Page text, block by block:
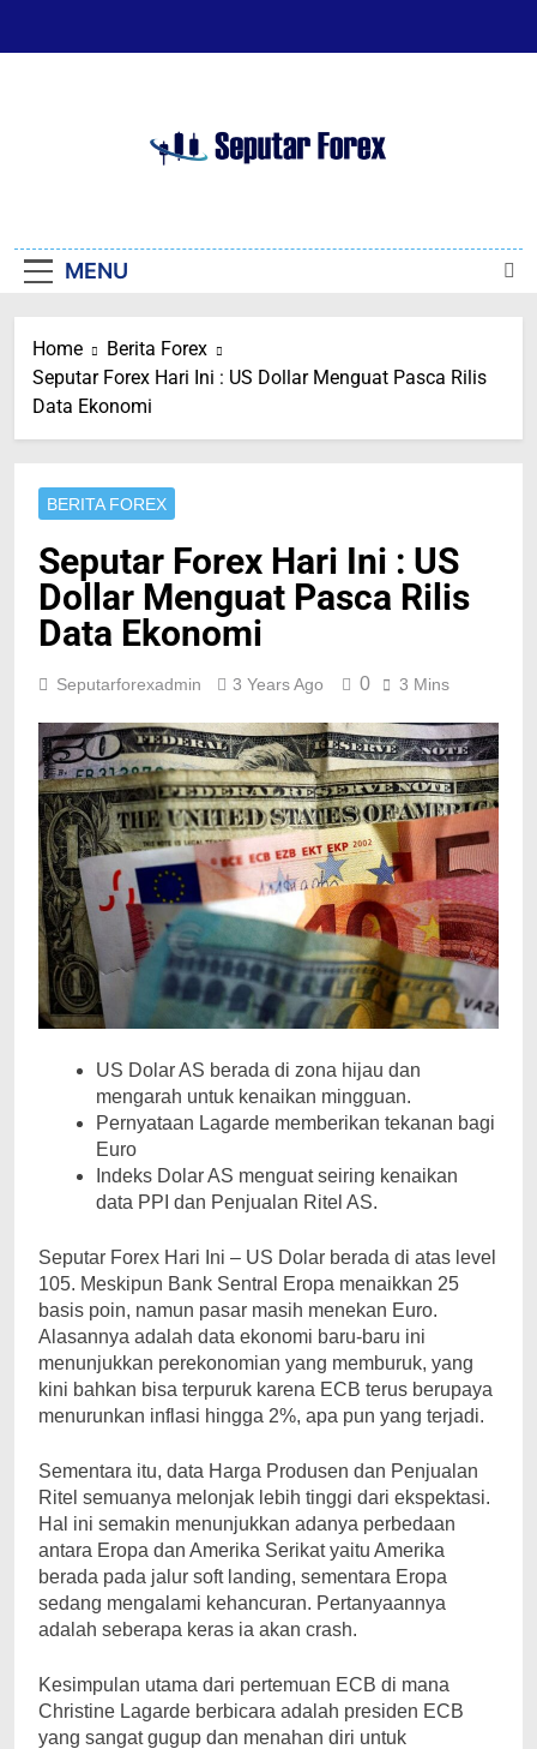
MENU
Home
Berita Forex
Seputar Forex Hari Ini : US Dollar Menguat Pasca Rilis
Data Ekonomi
BERITA FOREX
Seputar Forex Hari Ini : US
Dollar Menguat Pasca Rilis
Data Ekonomi
Seputarforexadmin 3 Years Ago 0 3 Mins
US Dolar AS berada di zona hijau dan
mengarah untuk kenaikan mingguan.
Pernyataan Lagarde memberikan tekanan bagi
Euro
Indeks Dolar AS menguat seiring kenaikan
data PPI dan Penjualan Ritel AS.
Seputar Forex Hari Ini – US Dolar berada di atas level
105. Meskipun Bank Sentral Eropa menaikkan 25
basis poin, namun pasar masih menekan Euro.
Alasannya adalah data ekonomi baru-baru ini
menunjukkan perekonomian yang memburuk, yang
kini bahkan bisa terpuruk karena ECB terus berupaya
menurunkan inflasi hingga 2%, apa pun yang terjadi.
Sementara itu, data Harga Produsen dan Penjualan
Ritel semuanya melonjak lebih tinggi dari ekspektasi.
Hal ini semakin menunjukkan adanya perbedaan
antara Eropa dan Amerika Serikat yaitu Amerika
berada pada jalur soft landing, sementara Eropa
sedang mengalami kehancuran. Pertanyaannya
adalah seberapa keras ia akan crash.
Kesimpulan utama dari pertemuan ECB di mana
Christine Lagarde berbicara adalah presiden ECB
yang sangat gugup dan menahan diri untuk